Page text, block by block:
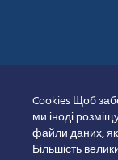
Cookies Щоб
ми іноді
файли даних,
Більшість